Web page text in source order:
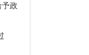
政